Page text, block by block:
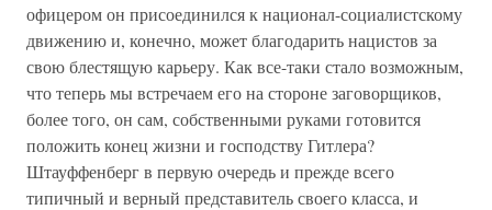
офицером он присоединился к национал-социалистскому
движению и, конечно, может благодарить нацистов за
свою блестящую карьеру. Как все-таки стало возможным,
что теперь мы встречаем его на стороне заговорщиков,
более того, он сам, собственными руками готовится
положить конец жизни и господству Гитлера?
Штауффенберг в первую очередь и прежде всего
типичный и верный представитель своего класса, и